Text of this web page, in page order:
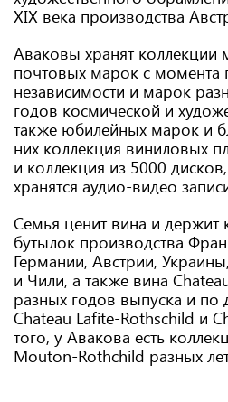
XIX века производства
Аваковы хранят
почтовых марок с момента
независимости и марок
годов космической и
также юбилейных марок и
них коллекция виниловых
и коллекция из 5000
хранятся аудио-видео
Семья ценит вина и держит
бутылок производства
Германии, Австрии,
и Чили, а также вина
разных годов выпуска и по
Chateau Lafite-Rothschild и
того, у Авакова есть
Mouton-Rothchild разных